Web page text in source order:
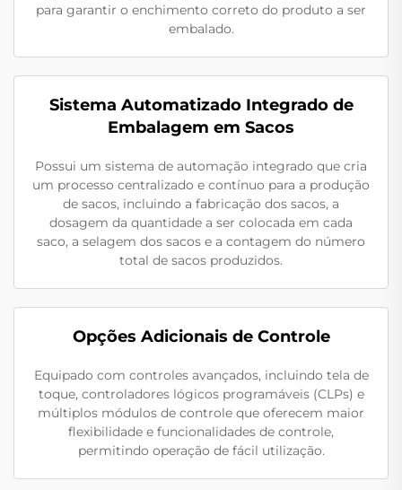
para garantir o enchimento correto do produto a ser
embalado.
Sistema Automatizado Integrado de
Embalagem em Sacos
Possui um sistema de automação integrado que cria
um processo centralizado e contínuo para a produção
de sacos, incluindo a fabricação dos sacos, a
dosagem da quantidade a ser colocada em cada
saco, a selagem dos sacos e a contagem do número
total de sacos produzidos.
Opções Adicionais de Controle
Equipado com controles avançados, incluindo tela de
toque, controladores lógicos programáveis (CLPs) e
múltiplos módulos de controle que oferecem maior
flexibilidade e funcionalidades de controle,
permitindo operação de fácil utilização.